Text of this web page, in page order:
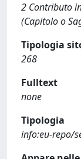
2 Contributo
(Capitolo o
Tipologia
268
Fulltext
none
Tipologia
info:eu-repo/